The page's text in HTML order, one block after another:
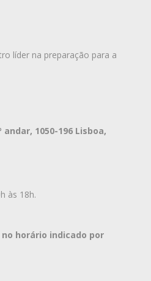
líder na preparação para a
andar, 1050-196 Lisboa,
às 18h.
horário indicado por